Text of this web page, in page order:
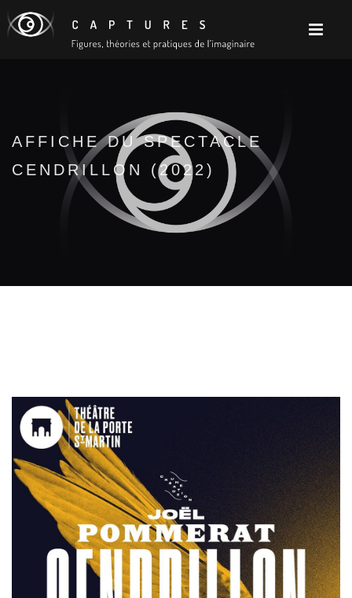
AFFICHE DU SPECTACLE
CENDRILLON (2022)